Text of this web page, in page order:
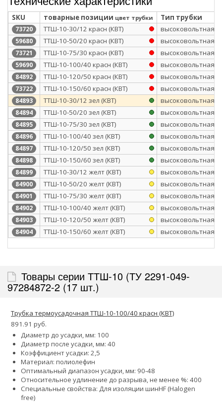
SKU товарные позиции цвет трубки Тип трубки
73720 ТТШ-10-30/12 красн (КВТ) высоковольтная
59680 ТТШ-10-50/20 красн (КВТ) высоковольтная
73721 ТТШ-10-75/30 красн (КВТ) высоковольтная
59690 ТТШ-10-100/40 красн (КВТ) высоковольтная
84892 ТТШ-10-120/50 красн (КВТ) высоковольтная
73722 ТТШ-10-150/60 красн (КВТ) высоковольтная
84893 ТТШ-10-30/12 зел (КВТ) высоковольтная
84894 ТТШ-10-50/20 зел (КВТ) высоковольтная
84895 ТТШ-10-75/30 зел (КВТ) высоковольтная
84896 ТТШ-10-100/40 зел (КВТ) высоковольтная
84897 ТТШ-10-120/50 зел (КВТ) высоковольтная
84898 ТТШ-10-150/60 зел (КВТ) высоковольтная
84899 ТТШ-10-30/12 желт (КВТ) высоковольтная
84900 ТТШ-10-50/20 желт (КВТ) высоковольтная
84901 ТТШ-10-75/30 желт (КВТ) высоковольтная
84902 ТТШ-10-100/40 желт (КВТ) высоковольтная
84903 ТТШ-10-120/50 желт (КВТ) высоковольтная
84904 ТТШ-10-150/60 желт (КВТ) высоковольтная
Товары серии ТТШ-10 (ТУ 2291-049-
97284872-2 (17 шт.)
Трубка термоусадочная ТТШ-10-100/40 красн (КВТ)
891.91 руб.
Диаметр до усадки, мм: 100
Диаметр после усадки, мм: 40
Коэффициент усадки: 2,5
Материал: полиолефин
Оптимальный диапазон усадки, мм: 90-48
Относительное удлинение до разрыва, не менее %: 400
Специальные свойства: Для изоляции шинHF (Halogen
free)